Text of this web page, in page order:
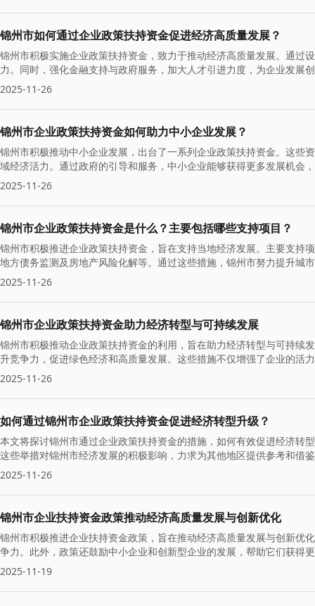
锦州市如何通过企业政策扶持资金促进经济高质量发展？
锦州市积极实施企业政策扶持资金，致力于推动经济高质量发展。通过
力。同时，强化金融支持与政府服务，加大人才引进力度，为企业发展
2025-11-26
锦州市企业政策扶持资金如何助力中小企业发展？
锦州市积极推动中小企业发展，出台了一系列企业政策扶持资金。这些
域经济活力。通过政府的引导和服务，中小企业能够获得更多发展机会
2025-11-26
锦州市企业政策扶持资金是什么？主要包括哪些支持项目？
锦州市积极推进企业政策扶持资金，旨在支持当地经济发展。主要支持
地方债务监测及房地产风险化解等。通过这些措施，锦州市努力提升城
2025-11-26
锦州市企业政策扶持资金助力经济转型与可持续发展
锦州市积极推动企业政策扶持资金的利用，旨在助力经济转型与可持续
升竞争力，促进绿色经济和高质量发展。这些措施不仅增强了企业的活
2025-11-26
如何通过锦州市企业政策扶持资金促进经济转型升级？
本文将探讨锦州市通过企业政策扶持资金的措施，如何有效促进经济转
这些举措对锦州市经济发展的积极影响，力求为其他地区提供参考和借
2025-11-26
锦州市企业扶持资金政策推动经济高质量发展与创新优化
锦州市积极推进企业扶持资金政策，旨在推动经济高质量发展与创新优
争力。此外，政策还鼓励中小企业和创新型企业的发展，帮助它们获得
2025-11-19